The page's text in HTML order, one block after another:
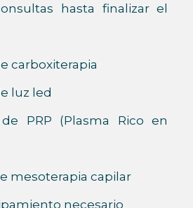
hasta finalizar el
carboxiterapia
luz led
PRP (Plasma Rico en
mesoterapia capilar
necesario